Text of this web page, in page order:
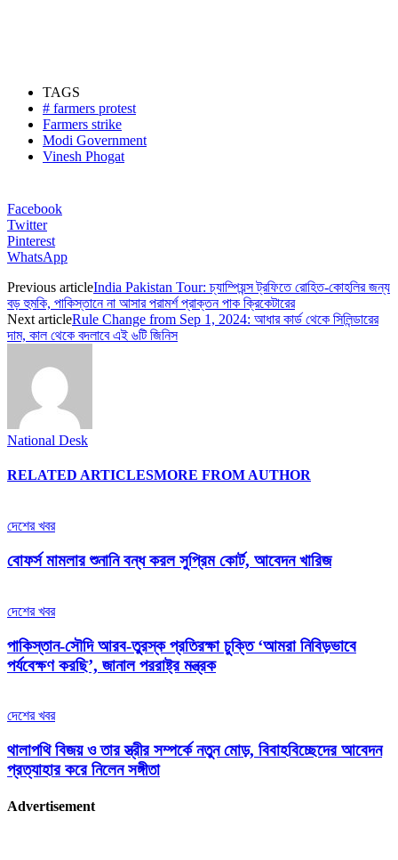
TAGS
# farmers protest
Farmers strike
Modi Government
Vinesh Phogat
Facebook
Twitter
Pinterest
WhatsApp
Previous articleIndia Pakistan Tour: চ্যাম্পিয়ন্স ট্রফিতে রোহিত-কোহলির জন্য
বড় হুমকি, পাকিস্তানে না আসার পরামর্শ প্রাক্তন পাক ক্রিকেটারের
Next articleRule Change from Sep 1, 2024: আধার কার্ড থেকে সিলিন্ডারের
দাম, কাল থেকে বদলাবে এই ৬টি জিনিস
National Desk
RELATED ARTICLESMORE FROM AUTHOR
দেশের খবর
বোফর্স মামলার শুনানি বন্ধ করল সুপ্রিম কোর্ট, আবেদন খারিজ
দেশের খবর
পাকিস্তান-সৌদি আরব-তুরস্ক প্রতিরক্ষা চুক্তি ‘আমরা নিবিড়ভাবে
পর্যবেক্ষণ করছি’, জানাল পররাষ্ট্র মন্ত্রক
দেশের খবর
থালাপথি বিজয় ও তার স্ত্রীর সম্পর্কে নতুন মোড়, বিবাহবিচ্ছেদের আবেদন
প্রত্যাহার করে নিলেন সঙ্গীতা
Advertisement